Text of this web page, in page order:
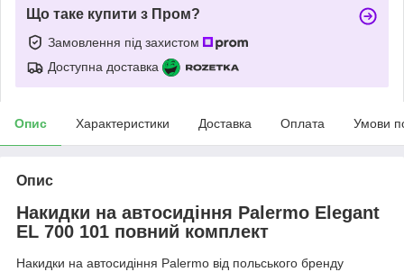
Що таке купити з Пром?
Замовлення під захистом
Доступна доставка
Опис Характеристики Доставка Оплата Умови
Опис
Накидки на автосидіння Palermo Elegant
EL 700 101 повний комплект
Накидки на автосидіння Palermo від польського бренду